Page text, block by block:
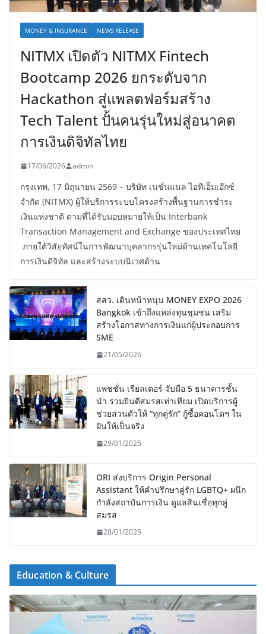
MONEY & INSURANCE NEWS RELEASE
NITMX เปิดตัว NITMX Fintech
Bootcamp 2026 ยกระดับจาก
Hackathon สู่แพลตฟอร์มสร้าง
Tech Talent ปั้นคนรุ่นใหม่สู่อนาคต
การเงินดิจิทัลไทย
17/06/2026 admin
กรุงเทพ, 17 มิถุนายน 2569 – บริษัท เนชั่นแนล ไอทีเอ็มเอ๊กซ์
จำกัด (NITMX) ผู้ให้บริการระบบโครงสร้างพื้นฐานการชำระ
เงินแห่งชาติ ตามที่ได้รับมอบหมายให้เป็น Interbank
Transaction Management and Exchange ของประเทศไทย
ภายใต้วิสัยทัศน์ในการพัฒนาบุคลากรรุ่นใหม่ด้านเทคโนโลยี
การเงินดิจิทัล และสร้างระบบนิเวศด้าน
สสว. เดินหน้าหนุน MONEY EXPO 2026
Bangkok เข้าถึงแหล่งทุนชุมชน เสริม
สร้างโอกาสทางการเงินแก่ผู้ประกอบการ
SME
21/05/2026
แพชชั่น เรียลเตอร์ จับมือ 5 ธนาคารชั้น
นำ ร่วมยินดีสมรสเท่าเทียม เปิดบริการผู้
ช่วยส่วนตัวให้ “ทุกคู่รัก” กู้ซื้อคอนโดฯ ใน
ฝันให้เป็นจริง
29/01/2025
ORI ส่งบริการ Origin Personal
Assistant ให้คำปรึกษาคู่รัก LGBTQ+ ผนึก
กำลังสถาบันการเงิน ดูแลสินเชื่อทุกคู่
สมรส
28/01/2025
Education & Culture